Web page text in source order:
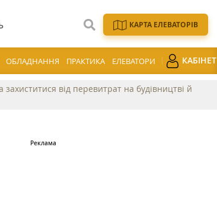
КАРТА ЕЛЕВАТОРІВ
ОБЛАДНАННЯ ПРАКТИКА ЕЛЕВАТОРИ КАБІНЕТ
від перевитрат на будівництві й